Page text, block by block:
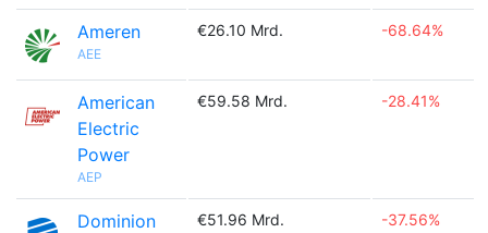
Ameren
AEE
€26.10 Mrd. -68.64%
American
Electric
Power
AEP
€59.58 Mrd. -28.41%
Dominion
€51.96 Mrd. -37.56%